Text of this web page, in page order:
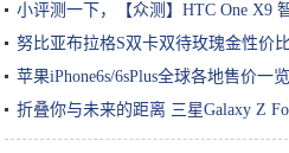
小评测一下，【众测】HTC One X9
努比亚布拉格S双卡双待玫瑰金性价
苹果iPhone6s/6sPlus全球各地售价一
折叠你与未来的距离 三星Galaxy Z